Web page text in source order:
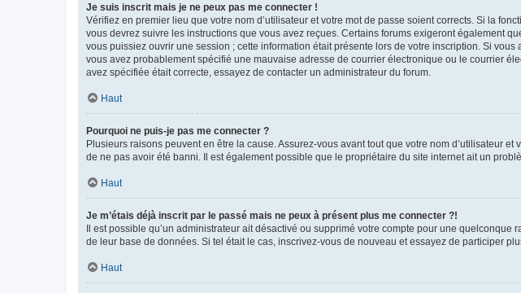
Je suis inscrit mais je ne peux pas me connecter !
Vérifiez en premier lieu que votre nom d’utilisateur et votre mot de passe soient corrects. Si la
vous devrez suivre les instructions que vous avez reçues. Certains forums exigeront également
vous puissiez ouvrir une session ; cette information était présente lors de votre inscription. Si
vous avez probablement spécifié une mauvaise adresse de courrier électronique ou le courrier
avez spécifiée était correcte, essayez de contacter un administrateur du forum.
Haut
Pourquoi ne puis-je pas me connecter ?
Plusieurs raisons peuvent en être la cause. Assurez-vous avant tout que votre nom d’utilisateur
de ne pas avoir été banni. Il est également possible que le propriétaire du site internet ait un
Haut
Je m’étais déjà inscrit par le passé mais ne peux à présent plus me connecter ?!
Il est possible qu’un administrateur ait désactivé ou supprimé votre compte pour une
de leur base de données. Si tel était le cas, inscrivez-vous de nouveau et essayez de participer
Haut